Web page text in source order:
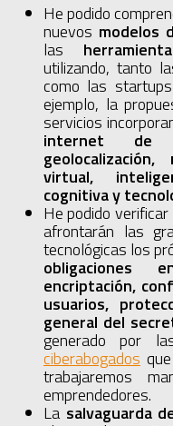
He podido
nuevos modelos
las
utilizando, tanto
como las
ejemplo, la
servicios
internet de
virtual,
cognitiva y
He podido
afrontarán las
tecnológicas los
obligaciones
encriptación,
usuarios,
general del
generado por
ciberabogados
trabajaremos
emprendedores.
La salvaguarda